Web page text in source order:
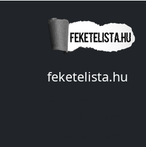
feketelista.hu